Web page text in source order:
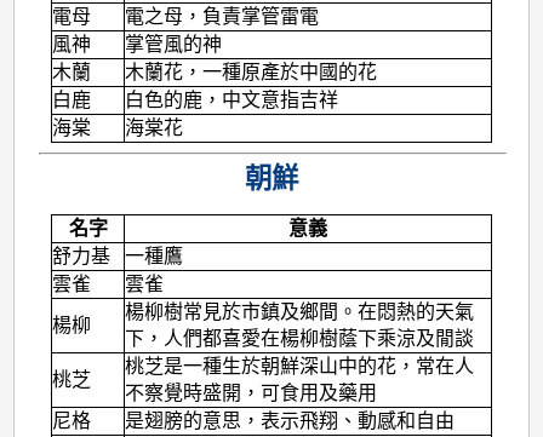
電母
電之母，負責掌管雷電
風神
掌管風的神
木蘭
木蘭花，一種原產於中國的花
白鹿
白色的鹿，中文意指吉祥
海棠
海棠花
朝鮮
名字
意義
舒力基
一種鷹
雲雀
雲雀
楊柳
楊柳樹常見於市鎮及鄉間。在悶熱的天氣
下，人們都喜愛在楊柳樹蔭下乘涼及閒談
桃芝
桃芝是一種生於朝鮮深山中的花，常在人
不察覺時盛開，可食用及藥用
尼格
是翅膀的意思，表示飛翔、動感和自由